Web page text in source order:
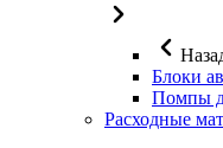
Блоки
Помпы
Расходные